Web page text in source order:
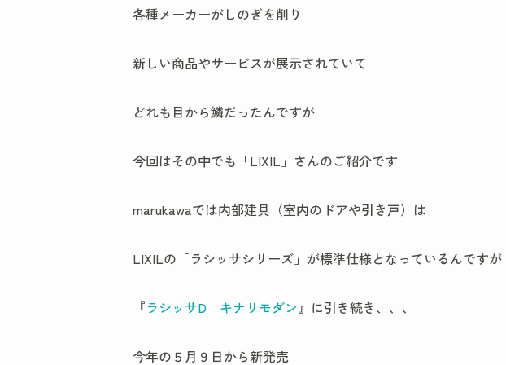
各種メーカーがしのぎを削り
新しい商品やサービスが展示されていて
どれも目から鱗だったんですが
今回はその中でも「LIXIL」さんのご紹介です
marukawaでは内部建具（室内のドアや引き戸）は
LIXILの「ラシッサシリーズ」が標準仕様となっているんですが
『ラシッサD キナリモダン』に引き続き、、、
今年の５月９日から新発売